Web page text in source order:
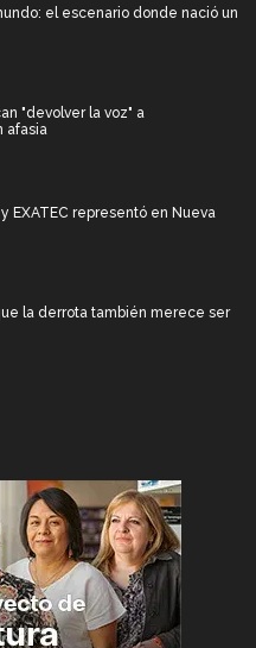
el escenario donde nació un
"devolver la voz" a
afasia
EXATEC representó en Nueva
la derrota también merece ser